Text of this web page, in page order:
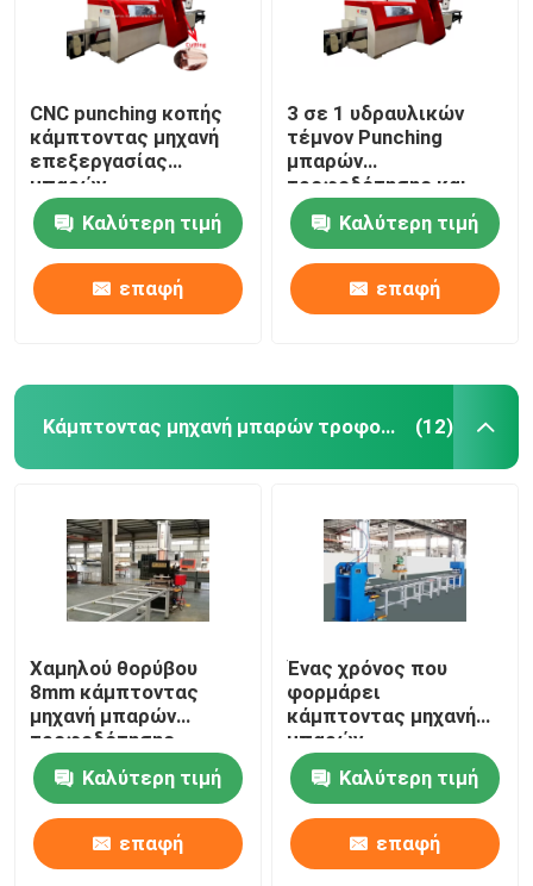
CNC punching κοπής
κάμπτοντας μηχανή
επεξεργασίας
μπαρών
τροφοδότησης
Καλύτερη τιμή
επαφή
3 σε 1 υδραυλικών
τέμνον Punching
μπαρών
τροφοδότησης και
κάμψης μηχανή
Καλύτερη τιμή
επαφή
Κάμπτοντας μηχανή μπαρών τροφοδότησης (12)
Χαμηλού θορύβου
8mm κάμπτοντας
μηχανή μπαρών
τροφοδότησης
χαλκού υδραυλική
Καλύτερη τιμή
επαφή
Ένας χρόνος που
φορμάρει
κάμπτοντας μηχανή
μπαρών
τροφοδότησης 5mm
τη 6mm συμπαγή
Καλύτερη τιμή
επαφή